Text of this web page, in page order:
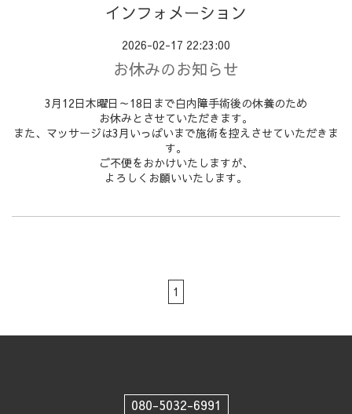
インフォメーション
2026-02-17 22:23:00
お休みのお知らせ
3月12日木曜日～18日まで白内障手術後の休養のため
お休みとさせていただきます。
また、マッサージは3月いっぱいまで施術を控えさせていただきま
す。
ご不便をおかけいたしますが、
よろしくお願いいたします。
1
080-5032-6991